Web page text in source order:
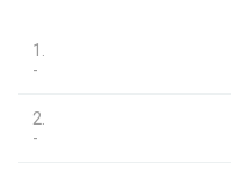
1.
-
2.
-